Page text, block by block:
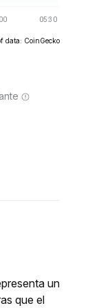
data: CoinGecko
un
que el